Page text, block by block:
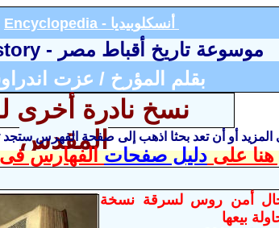
Encyclopedia - أنسكلوبيديا
موسوعة تاريخ أقباط مصر -
بقلم المؤرخ / عزت
نسخ نادرة أخرى
المقدس
المزيد أو أن تعد بحثا اذهب إلى صفحة الفهرس
هنا علىدليل صفحاتالفهارس فى
أمن روس لسرقة نسخة
بيعها